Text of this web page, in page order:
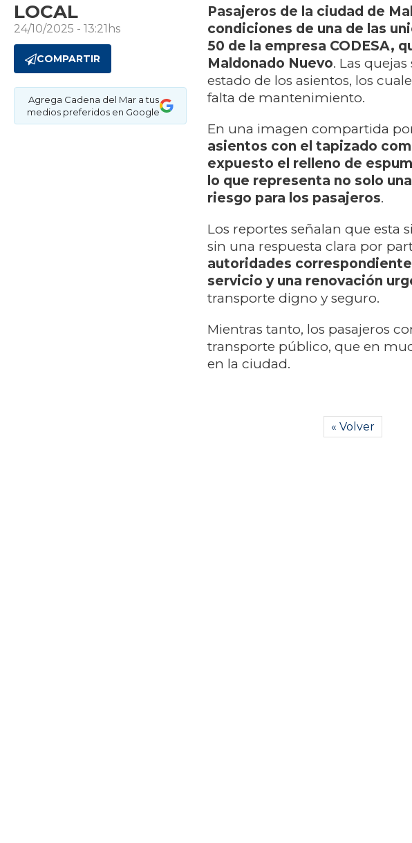
LOCAL
24/10/2025 - 13:21hs
COMPARTIR
Agrega Cadena del Mar a tus
medios preferidos en Google
Pasajeros de la ciudad de
condiciones de una de las
50 de la empresa CODESA,
Maldonado Nuevo. Las
estado de los asientos, los
falta de mantenimiento.
En una imagen compartida
asientos con el tapizado
expuesto el relleno de
lo que representa no solo
riesgo para los pasajeros.
Los reportes señalan que esta
sin una respuesta clara por
autoridades
servicio y una renovación
transporte digno y seguro.
Mientras tanto, los pasajeros
transporte público, que en
en la ciudad.
« Volver